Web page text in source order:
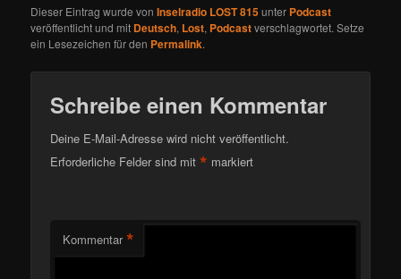
Dieser Eintrag wurde vonInselradio LOST 815unter Podcast
veröffentlicht und mit Deutsch, Lost, Podcastverschlagwortet. Setze
ein Lesezeichen für den Permalink.
Schreibe einen Kommentar
Deine E-Mail-Adresse wird nicht veröffentlicht.
Erforderliche Felder sind mit* markiert
Kommentar *